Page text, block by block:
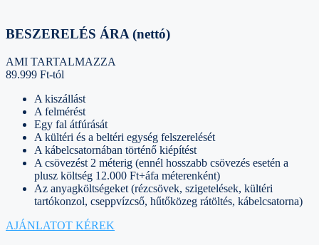
BESZERELÉS ÁRA (nettó)
AMI TARTALMAZZA
89.999 Ft-tól
A kiszállást
A felmérést
Egy fal átfúrását
A kültéri és a beltéri egység felszerelését
A kábelcsatornában történő kiépítést
A csövezést 2 méterig (ennél hosszabb csövezés esetén a
plusz költség 12.000 Ft+áfa méterenként)
Az anyagköltségeket (rézcsövek, szigetelések, kültéri
tartókonzol, cseppvízcső, hűtőközeg rátöltés, kábelcsatorna)
AJÁNLATOT KÉREK